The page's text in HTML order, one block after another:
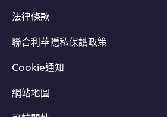
法律條款
聯合利華隱私保護政策
Cookie通知
網站地圖